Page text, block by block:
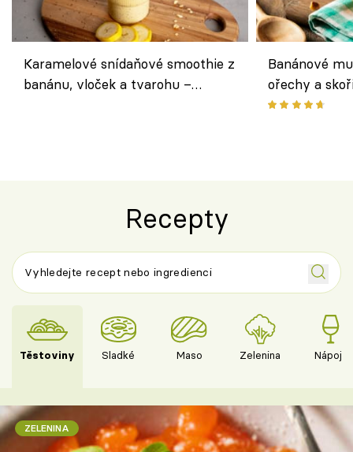
Karamelové snídaňové smoothie z
banánu, vloček a tvarohu –
Banánové
ořechy a
Recepty
Těstoviny Sladké Maso Zelenina Nápoje
ZELENINA